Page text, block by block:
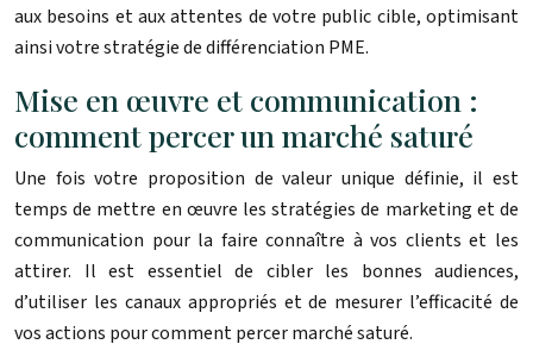
aux besoins et aux attentes de votre public cible, optimisant
ainsi votre stratégie de différenciation PME.
Mise en œuvre et communication :
comment percer un marché saturé
Une fois votre proposition de valeur unique définie, il est
temps de mettre en œuvre les stratégies de marketing et de
communication pour la faire connaître à vos clients et les
attirer. Il est essentiel de cibler les bonnes audiences,
d’utiliser les canaux appropriés et de mesurer l’efficacité de
vos actions pour comment percer marché saturé.